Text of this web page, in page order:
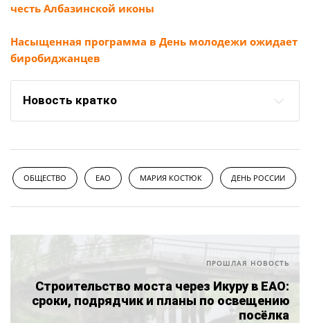
честь Албазинской иконы
Насыщенная программа в День молодежи ожидает
биробиджанцев
Новость кратко
ОБЩЕСТВО ЕАО МАРИЯ КОСТЮК ДЕНЬ РОССИИ
ПРОШЛАЯ НОВОСТЬ
Строительство моста через Икуру в ЕАО:
сроки, подрядчик и планы по освещению
посёлка